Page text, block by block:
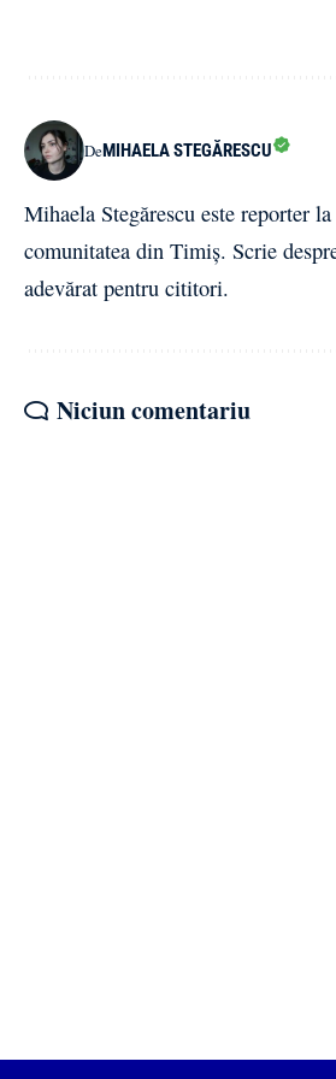
DeMIHAELA STEGĂRESCU
Mihaela Stegărescu este reporter
comunitatea din Timiș. Scrie
adevărat pentru cititori.
Niciun comentariu